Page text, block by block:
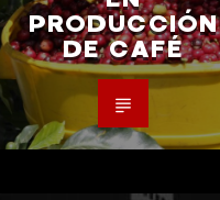
PRODUCCIÓN
DE CAFÉ